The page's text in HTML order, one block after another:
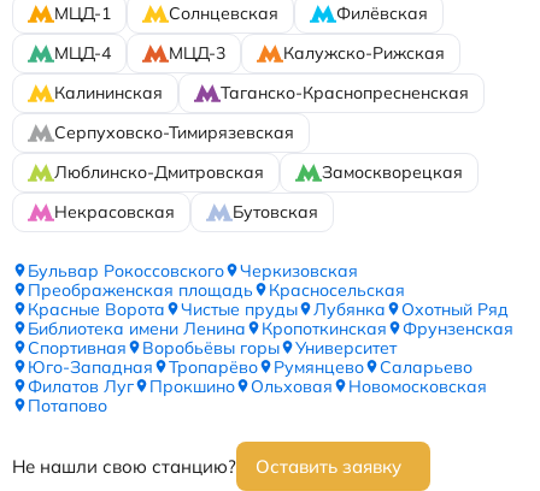
МЦД-1
Солнцевская
Филёвская
МЦД-4
МЦД-3
Калужско-Рижская
Калининская
Таганско-Краснопресненская
Серпуховско-Тимирязевская
Люблинско-Дмитровская
Замоскворецкая
Некрасовская
Бутовская
Бульвар Рокоссовского
Черкизовская
Преображенская площадь
Красносельская
Красные Ворота
Чистые пруды Лубянка
Охотный Ряд
Библиотека имени Ленина
Кропоткинская
Фрунзенская
Спортивная
Воробьёвы горы
Университет
Юго-Западная
Тропарёво Румянцево
Саларьево
Филатов Луг
Прокшино Ольховая
Новомосковская
Потапово
Не нашли свою станцию? Оставить заявку